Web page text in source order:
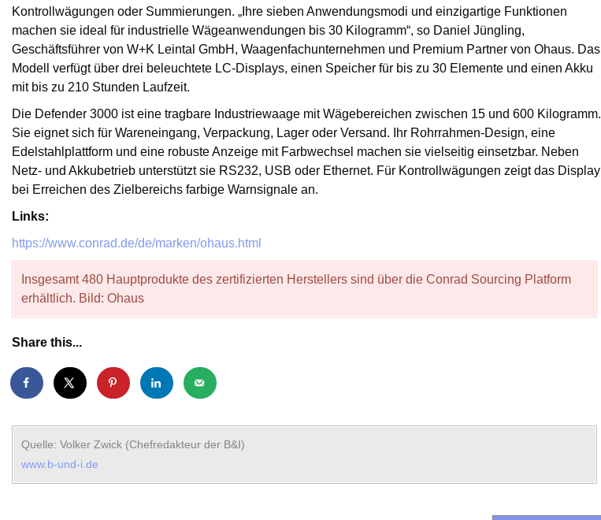
Kontrollwägungen oder Summierungen. „Ihre sieben Anwendungsmodi und einzigartige Funktionen
machen sie ideal für industrielle Wägeanwendungen bis 30 Kilogramm“, so Daniel Jüngling,
Geschäftsführer von W+K Leintal GmbH, Waagenfachunternehmen und Premium Partner von Ohaus. Das
Modell verfügt über drei beleuchtete LC-Displays, einen Speicher für bis zu 30 Elemente und einen Akku
mit bis zu 210 Stunden Laufzeit.
Die Defender 3000 ist eine tragbare Industriewaage mit Wägebereichen zwischen 15 und 600 Kilogramm.
Sie eignet sich für Wareneingang, Verpackung, Lager oder Versand. Ihr Rohrrahmen-Design, eine
Edelstahlplattform und eine robuste Anzeige mit Farbwechsel machen sie vielseitig einsetzbar. Neben
Netz- und Akkubetrieb unterstützt sie RS232, USB oder Ethernet. Für Kontrollwägungen zeigt das Display
bei Erreichen des Zielbereichs farbige Warnsignale an.
Links:
https://www.conrad.de/de/marken/ohaus.html
Insgesamt 480 Hauptprodukte des zertifizierten Herstellers sind über die Conrad Sourcing Platform
erhältlich. Bild: Ohaus
Share this...
Quelle: Volker Zwick (Chefredakteur der B&I)
www.b-und-i.de